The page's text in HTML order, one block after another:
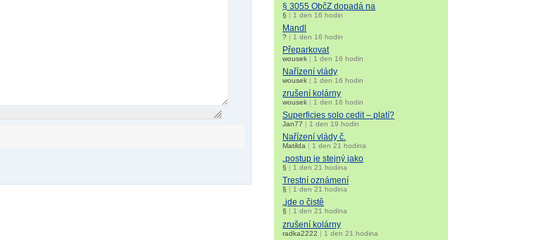
§ 3055 ObčZ dopadá na
§ | 1 den 16 hodin
Mandl
? | 1 den 16 hodin
Přeparkovat
wousek | 1 den 16 hodin
Nařízení vlády
wousek | 1 den 16 hodin
zrušení kolárny
wousek | 1 den 16 hodin
Superficies solo cedit – platí?
Jan77 | 1 den 19 hodin
Nařízení vlády č.
Matilda | 1 den 21 hodina
„postup je stejný jako
§ | 1 den 21 hodina
Trestní oznámení
§ 1 den 21 hodina
„jde o čistě
§ 1 den 21 hodina
zrušení kolárny
radka2222 | 1 den 21 hodina